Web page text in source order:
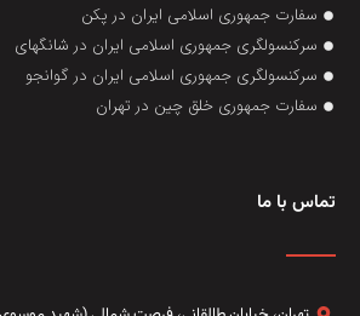
سفارت جمهوری اسلامی ایران در پکن
سرکنسولگری جمهوری اسلامی ایران در شانگهای
سرکنسولگری جمهوری اسلامی ایران در گوانجو
سفارت جمهوری خلق چین در تهران
تماس با ما